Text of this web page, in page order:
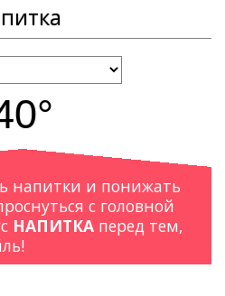
напитки и понижать
с головной
НАПИТКА перед тем,